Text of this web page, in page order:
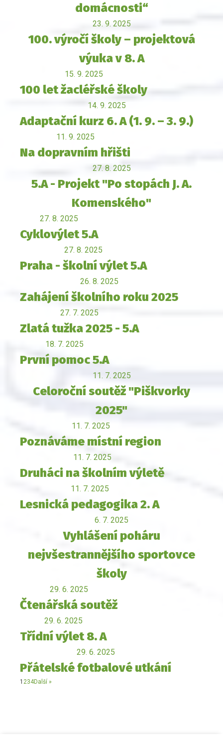
domácnosti“
23. 9. 2025
100. výročí školy – projektová
výuka v 8. A
15. 9. 2025
100 let žacléřské školy
14. 9. 2025
Adaptační kurz 6. A (1. 9. – 3. 9.)
11. 9. 2025
Na dopravním hřišti
27. 8. 2025
5.A - Projekt "Po stopách J. A.
Komenského"
27. 8. 2025
Cyklovýlet 5.A
27. 8. 2025
Praha - školní výlet 5.A
26. 8. 2025
Zahájení školního roku 2025
27. 7. 2025
Zlatá tužka 2025 - 5.A
18. 7. 2025
První pomoc 5.A
11. 7. 2025
Celoroční soutěž "Piškvorky
2025"
11. 7. 2025
Poznáváme místní region
11. 7. 2025
Druháci na školním výletě
11. 7. 2025
Lesnická pedagogika 2. A
6. 7. 2025
Vyhlášení poháru
nejvšestrannějšího sportovce
školy
29. 6. 2025
Čtenářská soutěž
29. 6. 2025
Třídní výlet 8. A
29. 6. 2025
Přátelské fotbalové utkání
1 234Další »